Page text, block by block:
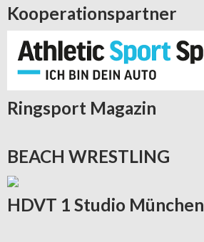
Kooperationspartner
Ringsport Magazin
BEACH WRESTLING
HDVT 1 Studio München